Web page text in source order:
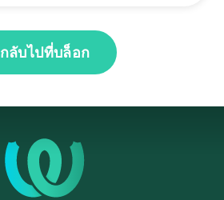
กลับไปที่บล็อก